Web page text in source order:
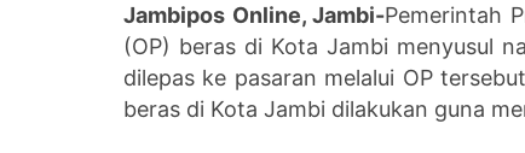
Jambipos Online, Jambi-Pemerintah
(OP) beras di Kota Jambi menyusul
dilepas ke pasaran melalui OP
beras di Kota Jambi dilakukan guna